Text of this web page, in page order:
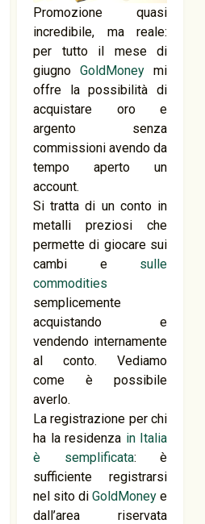
Promozione quasi
incredibile, ma reale:
per tutto il mese di
giugnoGoldMoney mi
offre la possibilità di
acquistare oro e
argento senza
commissioni avendo da
tempo aperto un
account.
Si tratta di un conto in
metalli preziosi che
permette di giocare sui
cambi e sulle
commodities
semplicemente
acquistando e
vendendo internamente
al conto. Vediamo
come è possibile
averlo.
La registrazione per chi
ha la residenza in Italia
è semplificata: è
sufficiente registrarsi
nel sito diGoldMoney e
dall’area riservata